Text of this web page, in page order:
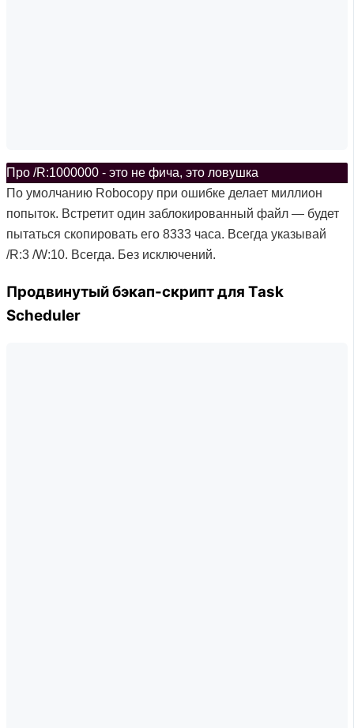
Про /R:1000000 - это не фича, это ловушка
По умолчанию Robocopy при ошибке делает миллион
попыток. Встретит один заблокированный файл — будет
пытаться скопировать его 8333 часа. Всегда указывай
/R:3 /W:10. Всегда. Без исключений.
Продвинутый бэкап-скрипт для Task
Scheduler